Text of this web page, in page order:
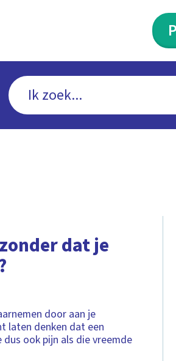
dat je
door aan je
laten denken dat een
ook pijn als die vreemde